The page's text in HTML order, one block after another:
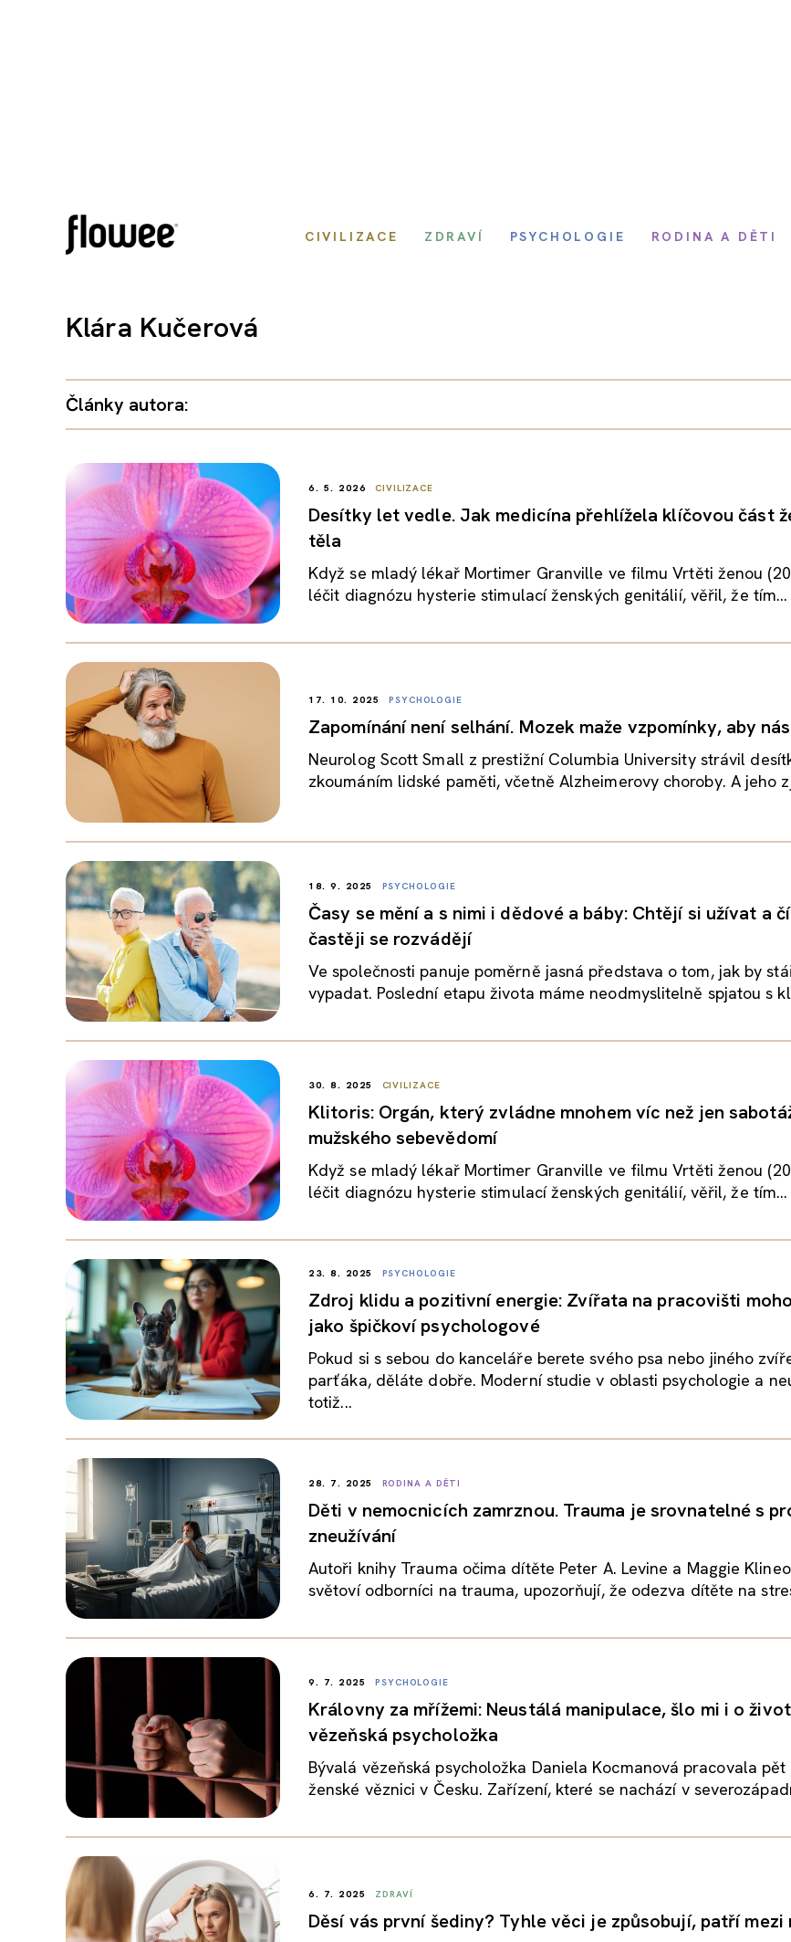
CIVILIZACE ZDRAVÍ PSYCHOLOGIE RODINA A DĚTI
Klára Kučerová
Články autora:
6. 5. 2026 CIVILIZACE
Desítky let vedle. Jak medicína přehlížela klíčovou část
těla
Když se mladý lékař Mortimer Granville ve filmu Vrtěti ženou
léčit diagnózu hysterie stimulací ženských genitálií, věřil, že tím...
17. 10. 2025 PSYCHOLOGIE
Zapomínání není selhání. Mozek maže vzpomínky, aby
Neurolog Scott Small z prestižní Columbia University strávil
zkoumáním lidské paměti, včetně Alzheimerovy choroby. A jeho
18. 9. 2025 PSYCHOLOGIE
Časy se mění a s nimi i dědové a báby: Chtějí si užívat a
častěji se rozvádějí
Ve společnosti panuje poměrně jasná představa o tom, jak by
vypadat. Poslední etapu života máme neodmyslitelně spjatou s
30. 8. 2025 CIVILIZACE
Klitoris: Orgán, který zvládne mnohem víc než jen
mužského sebevědomí
Když se mladý lékař Mortimer Granville ve filmu Vrtěti ženou
léčit diagnózu hysterie stimulací ženských genitálií, věřil, že tím...
23. 8. 2025 PSYCHOLOGIE
Zdroj klidu a pozitivní energie: Zvířata na pracovišti
jako špičkoví psychologové
Pokud si s sebou do kanceláře berete svého psa nebo jiného
parťáka, děláte dobře. Moderní studie v oblasti psychologie a
totiž...
28. 7. 2025 RODINA A DĚTI
Děti v nemocnicích zamrznou. Trauma je srovnatelné s
zneužívání
Autoři knihy Trauma očima dítěte Peter A. Levine a Maggie
světoví odborníci na trauma, upozorňují, že odezva dítěte na
9. 7. 2025 PSYCHOLOGIE
Královny za mřížemi: Neustálá manipulace, šlo mi i o
vězeňská psycholožka
Bývalá vězeňská psycholožka Daniela Kocmanová pracovala
ženské věznici v Česku. Zařízení, které se nachází v
6. 7. 2025 ZDRAVÍ
Děsí vás první šediny? Tyhle věci je způsobují, patří mezi